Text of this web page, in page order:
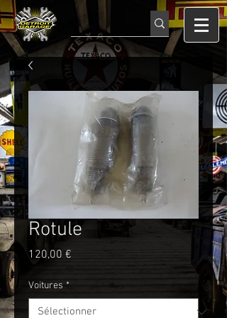
Rotule
120,00 €
Voitures *